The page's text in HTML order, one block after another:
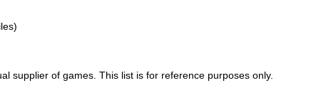
supplier of games. This list is for reference purposes only.